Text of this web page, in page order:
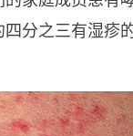
四分之三有湿疹